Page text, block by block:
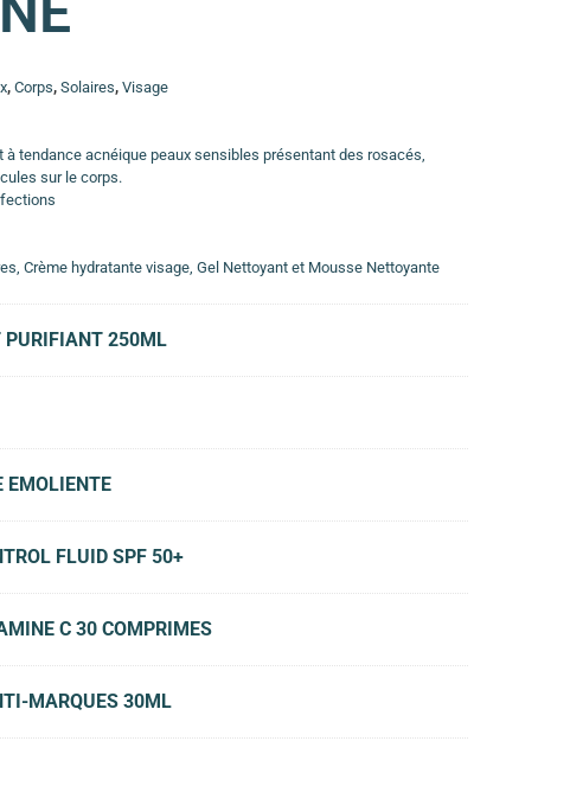
,Corps,Solaires,Visage
tendance acnéique peaux sensibles présentant des rosacés,
sur le corps.
Crème hydratante visage, Gel Nettoyant et Mousse Nettoyante
PURIFIANT 250ML
EMOLIENTE
FLUID SPF 50+
C 30 COMPRIMES
MARQUES 30ML